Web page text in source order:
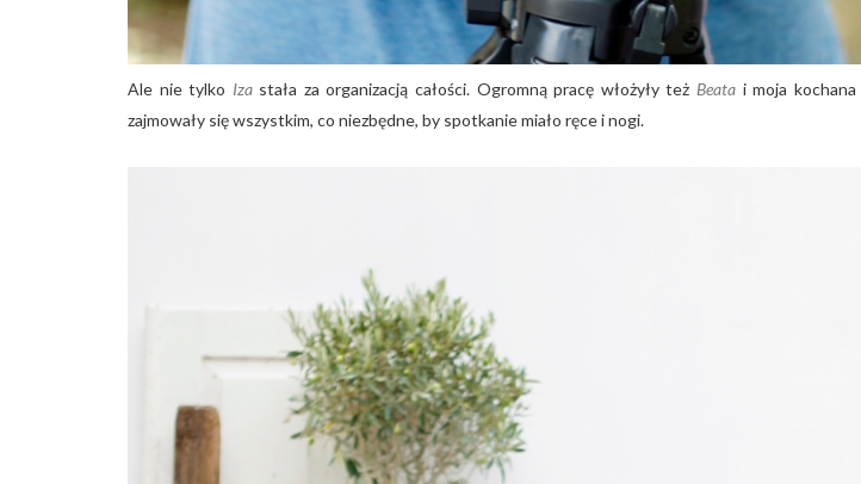
Ale nie tylko Izastała za organizacją całości. Ogromną pracę włożyły też Beatai moja kochana
zajmowały się wszystkim, co niezbędne, by spotkanie miało ręce i nogi.